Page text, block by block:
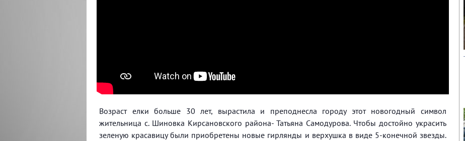
Возраст елки больше 30 лет, вырастила и преподнесла городу этот новогодный символ
жительница с. Шиновка Кирсановского района- Татьяна Самодурова. Чтобы достойно украсить
зеленую красавицу были приобретены новые гирлянды и верхушка в виде 5-конечной звезды.